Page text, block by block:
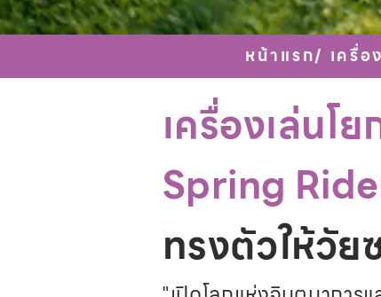
หน้าแรก/ เครื่อ
เครื่องเล่นโ
Spring
ทรงตัวให้วัย